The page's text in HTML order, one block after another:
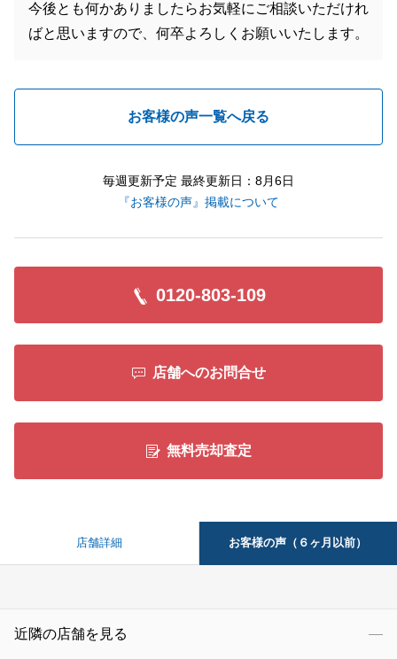
今後とも何かありましたらお気軽にご相談いただけれ
ばと思いますので、何卒よろしくお願いいたします。
お客様の声一覧へ戻る
毎週更新予定 最終更新日：8月6日
『お客様の声』掲載について
0120-803-109
店舗へのお問合せ
無料売却査定
店舗詳細 お客様の声（６ヶ月以前）
近隣の店舗を見る